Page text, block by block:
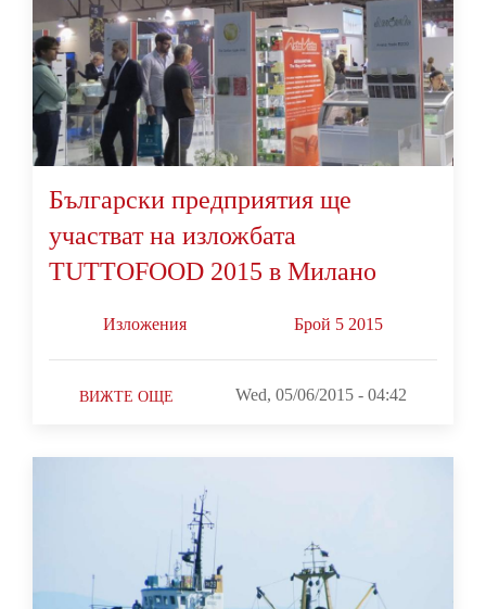
Български предприятия ще
участват на изложбата
TUTTOFOOD 2015 в Милано
Изложения Брой 5 2015
ВИЖТЕ ОЩЕ Wed, 05/06/2015 - 04:42